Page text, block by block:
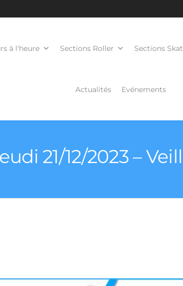
à l'heure Sections Roller Sections
Actualités Evénements
21/12/2023 –